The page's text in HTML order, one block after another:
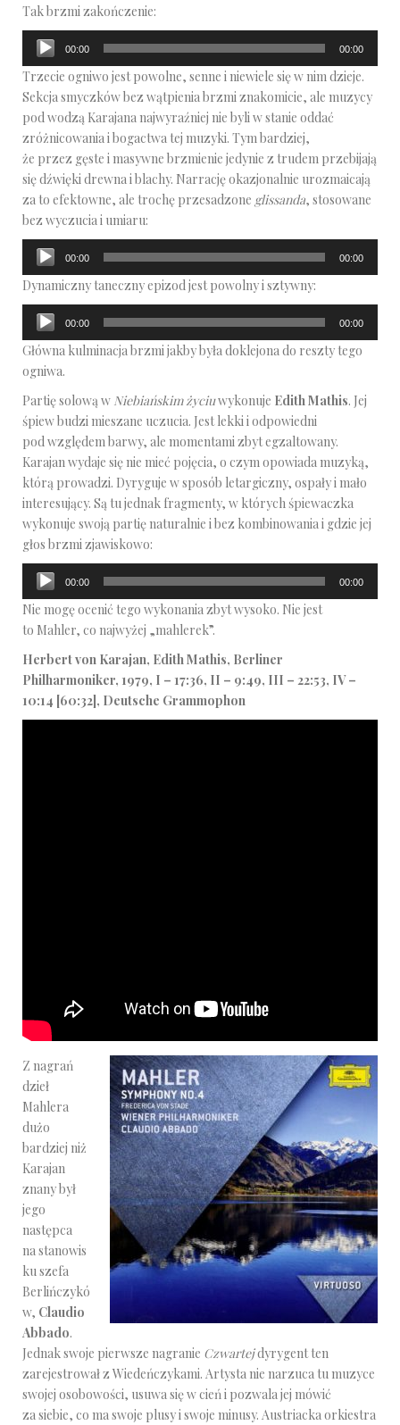
Tak brzmi zakończenie:
Odtwarzacz
plików
dźwiękowych
00:00 00:00
Trzecie ogniwo jest powolne, senne i niewiele się w nim dzieje.
Sekcja smyczków bez wątpienia brzmi znakomicie, ale muzycy
pod wodzą Karajana najwyraźniej nie byli w stanie oddać
zróżnicowania i bogactwa tej muzyki. Tym bardziej,
że przez gęste i masywne brzmienie jedynie z trudem przebijają
się dźwięki drewna i blachy. Narrację okazjonalnie urozmaicają
za to efektowne, ale trochę przesadzone glissanda, stosowane
bez wyczucia i umiaru:
Odtwarzacz
plików
dźwiękowych
00:00 00:00
Dynamiczny taneczny epizod jest powolny i sztywny:
Odtwarzacz
plików
dźwiękowych
00:00 00:00
Główna kulminacja brzmi jakby była doklejona do reszty tego
ogniwa.
Partię solową w Niebiańskim życiuwykonuje EdithMathis. Jej
śpiew budzi mieszane uczucia. Jest lekki i odpowiedni
pod względem barwy, ale momentami zbyt egzaltowany.
Karajan wydaje się nie mieć pojęcia, o czym opowiada muzyką,
którą prowadzi. Dyryguje w sposób letargiczny, ospały i mało
interesujący. Są tu jednak fragmenty, w których śpiewaczka
wykonuje swoją partię naturalnie i bez kombinowania i gdzie jej
głos brzmi zjawiskowo:
Odtwarzacz
plików
dźwiękowych
00:00 00:00
Nie mogę ocenić tego wykonania zbyt wysoko. Nie jest
to Mahler, co najwyżej „mahlerek”.
Herbert von Karajan, Edith Mathis, Berliner
Philharmoniker, 1979, I – 17:36, II – 9:49, III – 22:53, IV –
10:14 [60:32], Deutsche Grammophon
Z nagrań
dzieł
Mahlera
dużo
bardziej niż
Karajan
znany był
jego
następca
na stanowis
ku szefa
Berlińczykó
w, Claudio
Abbado.
Jednak swoje pierwsze nagranie Czwartejdyrygent ten
zarejestrował z Wiedeńczykami. Artysta nie narzuca tu muzyce
swojej osobowości, usuwa się w cień i pozwala jej mówić
za siebie, co ma swoje plusy i swoje minusy. Austriacka orkiestra